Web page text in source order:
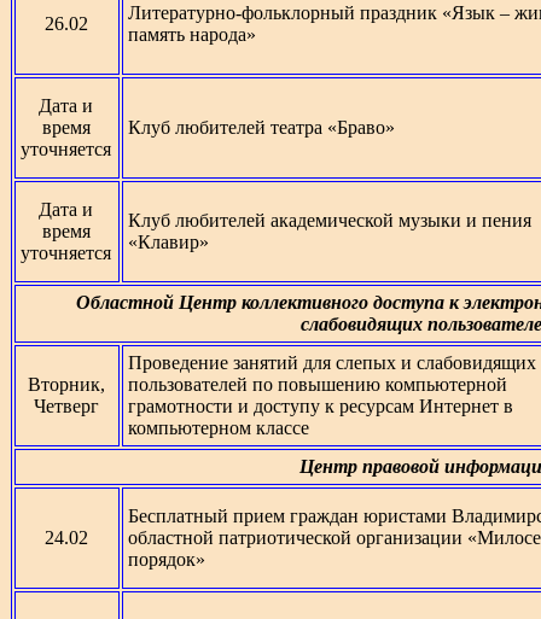
26.02
Литературно-фольклорный праздник «Язык –
память народа»
Дата и
время
уточняется
Клуб любителей театра «Браво»
Дата и
время
уточняется
Клуб любителей академической музыки и пения
«Клавир»
Областной Центр коллективного доступа к
слабовидящих
Вторник,
Четверг
Проведение занятий для слепых и слабовидящих
пользователей по повышению компьютерной
грамотности и доступу к ресурсам Интернет в
компьютерном классе
Центр правовой
24.02
Бесплатный прием граждан юристами
областной патриотической организации
порядок»